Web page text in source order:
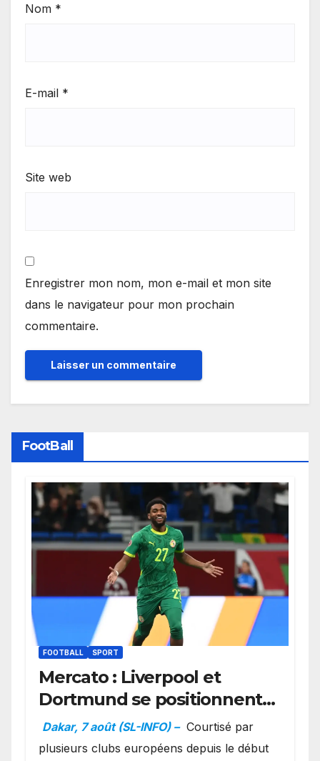
Nom *
E-mail *
Site web
Enregistrer mon nom, mon e-mail et mon site
dans le navigateur pour mon prochain
commentaire.
FootBall
FOOTBALL SPORT
Mercato : Liverpool et
Dortmund se positionnent
en favoris pour recruter
Ibrahim Mbaye
Dakar, 7 août (SL-INFO) – Courtisé par
plusieurs clubs européens depuis le début